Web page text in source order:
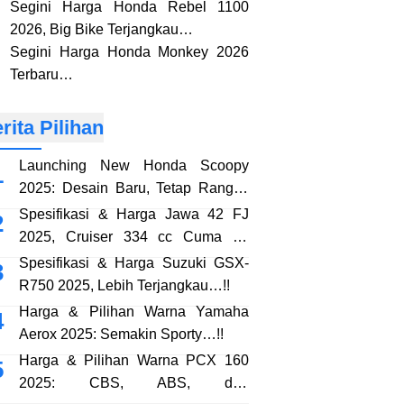
Segini Harga Honda Rebel 1100
2026, Big Bike Terjangkau…
Segini Harga Honda Monkey 2026
Terbaru…
Pilihan
Launching New Honda Scoopy
2025: Desain Baru, Tetap Rangka
eSAF…!!
Spesifikasi & Harga Jawa 42 FJ
2025, Cruiser 334 cc Cuma 38
Jutaan…!!
Spesifikasi & Harga Suzuki GSX-
R750 2025, Lebih Terjangkau…!!
Harga & Pilihan Warna Yamaha
Aerox 2025: Semakin Sporty…!!
Harga & Pilihan Warna PCX 160
2025: CBS, ABS, dan